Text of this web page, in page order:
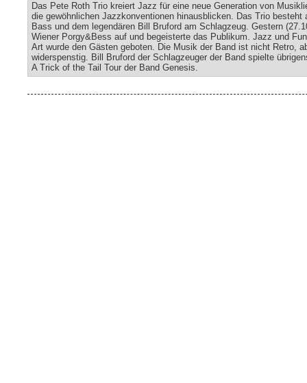
Das Pete Roth Trio kreiert Jazz für eine neue Generation von
die gewöhnlichen Jazzkonventionen hinausblicken. Das Trio besteht
Bass und dem legendären Bill Bruford am Schlagzeug. Gestern
Wiener Porgy&Bess auf und begeisterte das Publikum. Jazz und
Art wurde den Gästen geboten. Die Musik der Band ist nicht Retro,
widerspenstig. Bill Bruford der Schlagzeuger der Band spielte
A Trick of the Tail Tour der Band Genesis.